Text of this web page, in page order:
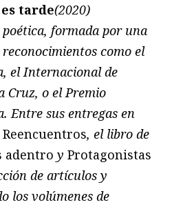
tarde(2020)
formada por una
como el
el Internacional de
Cruz, o el Premio
Entre sus entregas en
Reencuentros, el libro de
adentro y Protagonistas
de artículos y
los volúmenes de